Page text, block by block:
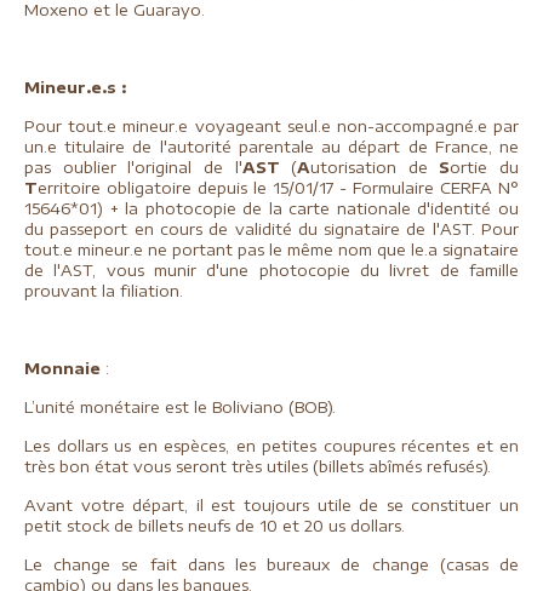
Moxeno et le Guarayo.
Mineur.e.s :
Pour tout.e mineur.e voyageant seul.e non-accompagné.e par
un.e titulaire de l'autorité parentale au départ de France, ne
pas oublier l'original de l'AST (Autorisation de Sortie du
Territoire obligatoire depuis le 15/01/17 - Formulaire CERFA N°
15646*01) + la photocopie de la carte nationale d'identité ou
du passeport en cours de validité du signataire de l'AST. Pour
tout.e mineur.e ne portant pas le même nom que le.a signataire
de l'AST, vous munir d'une photocopie du livret de famille
prouvant la filiation.
Monnaie :
L’unité monétaire est le Boliviano (BOB).
Les dollars us en espèces, en petites coupures récentes et en
très bon état vous seront très utiles (billets abîmés refusés).
Avant votre départ, il est toujours utile de se constituer un
petit stock de billets neufs de 10 et 20 us dollars.
Le change se fait dans les bureaux de change (casas de
cambio) ou dans les banques.